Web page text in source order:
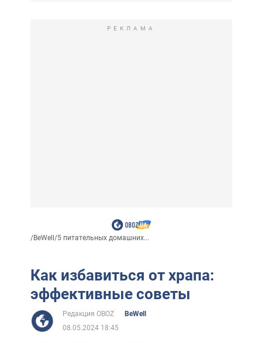
РЕКЛАМА
/BeWell /5 питательных домашних...
Как избавиться от храпа:
эффективные советы
Редакция OBOZ
BeWell
08.05.2024 18:45